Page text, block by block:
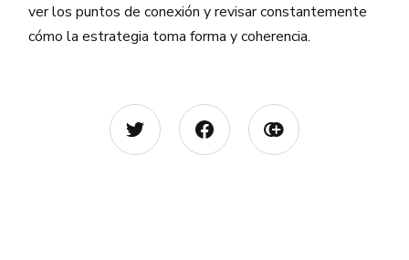
ver los puntos de conexión y revisar constantemente
cómo la estrategia toma forma y coherencia.